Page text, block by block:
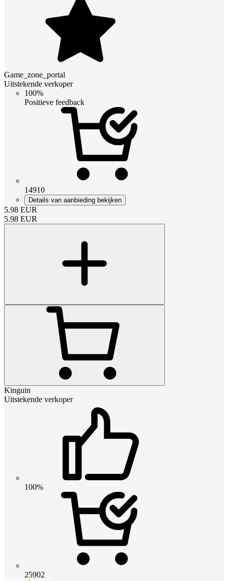
Game_zone_portal
Uitstekende verkoper
100%
Positieve feedback
14910
Details van aanbieding bekijken
5.98 EUR
5.98 EUR
Kinguin
Uitstekende verkoper
100%
25902